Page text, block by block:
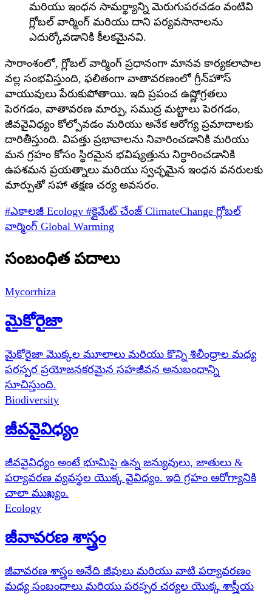
మరియు ఇంధన సామర్థ్యాన్ని మెరుగుపరచడం వంటివి
గ్లోబల్ వార్మింగ్ మరియు దాని పర్యవసానాలను
ఎదుర్కోవడానికి కీలకమైనవి.
సారాంశంలో, గ్లోబల్ వార్మింగ్ ప్రధానంగా మానవ కార్యకలాపాల
వల్ల సంభవిస్తుంది, ఫలితంగా వాతావరణంలో గ్రీన్‌హౌస్
వాయువులు పేరుకుపోతాయి. ఇది ప్రపంచ ఉష్ణోగ్రతలు
పెరగడం, వాతావరణ మార్పు, సముద్ర మట్టాలు పెరగడం,
జీవవైవిధ్యం కోల్పోవడం మరియు అనేక ఆరోగ్య ప్రమాదాలకు
దారితీస్తుంది. విపత్తు ప్రభావాలను నివారించడానికి మరియు
మన గ్రహం కోసం స్థిరమైన భవిష్యత్తును నిర్ధారించడానికి
ఉపశమన ప్రయత్నాలు మరియు స్వచ్ఛమైన ఇంధన వనరులకు
మార్పుతో సహా తక్షణ చర్య అవసరం.
#ఎకాలజీ Ecology #క్లైమేట్ చేంజ్ ClimateChange గ్లోబల్
వార్మింగ్ Global Warming
సంబంధిత పదాలు
Mycorrhiza
మైకోరైజా
మైకోరైజా మొక్కల మూలాలు మరియు కొన్ని శిలీంధ్రాల మధ్య
పరస్పర ప్రయోజనకరమైన సహజీవన అనుబంధాన్ని
సూచిస్తుంది.
Biodiversity
జీవవైవిధ్యం
జీవవైవిధ్యం అంటే భూమిపై ఉన్న జన్యువులు, జాతులు &
పర్యావరణ వ్యవస్థల యొక్క వైవిధ్యం. ఇది గ్రహం ఆరోగ్యానికి
చాలా ముఖ్యం.
Ecology
జీవావరణ శాస్త్రం
జీవావరణ శాస్త్రం అనేది జీవులు మరియు వాటి పర్యావరణం
మధ్య సంబంధాలు మరియు పరస్పర చర్యల యొక్క శాస్త్రీయ